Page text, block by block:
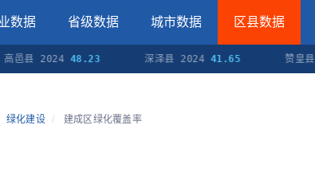
数据 省级数据 城市数据 区县数据
2024 48.23 深泽县 2024 41.65 赞皇县 2024
绿化建设 / 建成区绿化覆盖率